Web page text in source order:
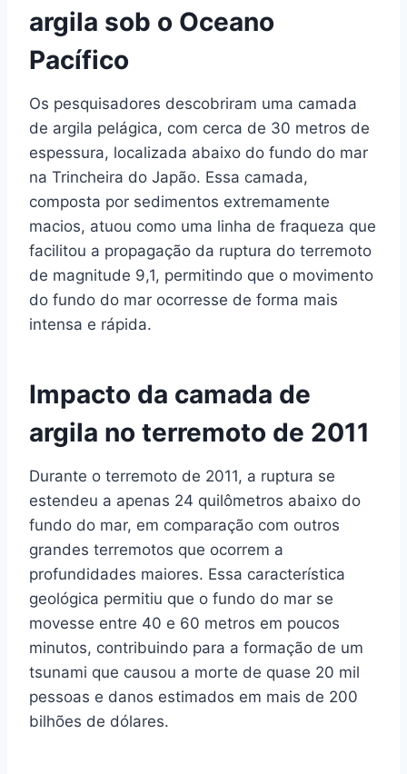
argila sob o Oceano
Pacífico
Os pesquisadores descobriram uma camada
de argila pelágica, com cerca de 30 metros de
espessura, localizada abaixo do fundo do mar
na Trincheira do Japão. Essa camada,
composta por sedimentos extremamente
macios, atuou como uma linha de fraqueza que
facilitou a propagação da ruptura do terremoto
de magnitude 9,1, permitindo que o movimento
do fundo do mar ocorresse de forma mais
intensa e rápida.
Impacto da camada de
argila no terremoto de 2011
Durante o terremoto de 2011, a ruptura se
estendeu a apenas 24 quilômetros abaixo do
fundo do mar, em comparação com outros
grandes terremotos que ocorrem a
profundidades maiores. Essa característica
geológica permitiu que o fundo do mar se
movesse entre 40 e 60 metros em poucos
minutos, contribuindo para a formação de um
tsunami que causou a morte de quase 20 mil
pessoas e danos estimados em mais de 200
bilhões de dólares.